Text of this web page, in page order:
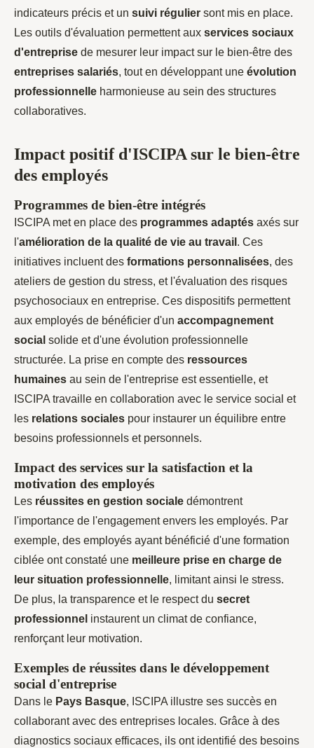
indicateurs précis et un suivi régulier sont mis en place.
Les outils d'évaluation permettent aux services sociaux
d'entreprise de mesurer leur impact sur le bien-être des
entreprises salariés, tout en développant une évolution
professionnelle harmonieuse au sein des structures
collaboratives.
Impact positif d'ISCIPA sur le bien-être
des employés
Programmes de bien-être intégrés
ISCIPA met en place des programmes adaptés axés sur
l'amélioration de la qualité de vie au travail . Ces
initiatives incluent des formations personnalisées, des
ateliers de gestion du stress, et l'évaluation des risques
psychosociaux en entreprise. Ces dispositifs permettent
aux employés de bénéficier d'un accompagnement
social solide et d'une évolution professionnelle
structurée. La prise en compte des ressources
humaines au sein de l'entreprise est essentielle, et
ISCIPA travaille en collaboration avec le service social et
les relations sociales pour instaurer un équilibre entre
besoins professionnels et personnels.
Impact des services sur la satisfaction et la
motivation des employés
Les réussites en gestion sociale démontrent
l'importance de l'engagement envers les employés. Par
exemple, des employés ayant bénéficié d'une formation
ciblée ont constaté une meilleure prise en charge de
leur situation professionnelle, limitant ainsi le stress.
De plus, la transparence et le respect du secret
professionnel instaurent un climat de confiance,
renforçant leur motivation.
Exemples de réussites dans le développement
social d'entreprise
Dans le Pays Basque, ISCIPA illustre ses succès en
collaborant avec des entreprises locales. Grâce à des
diagnostics sociaux efficaces, ils ont identifié des besoins